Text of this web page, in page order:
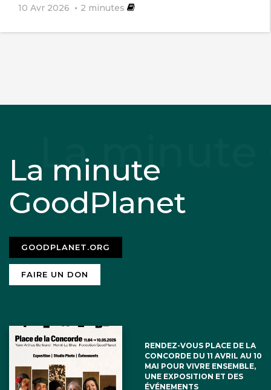
10 Avr 2026 2 minutes
La minute
GoodPlanet
GOODPLANET.ORG
FAIRE UN DON
RENDEZ-VOUS PLACE DE LA
CONCORDE DU 11 AVRIL AU 10
MAI POUR VIVRE ENSEMBLE,
UNE EXPOSITION ET DES
ÉVÉNEMENTS